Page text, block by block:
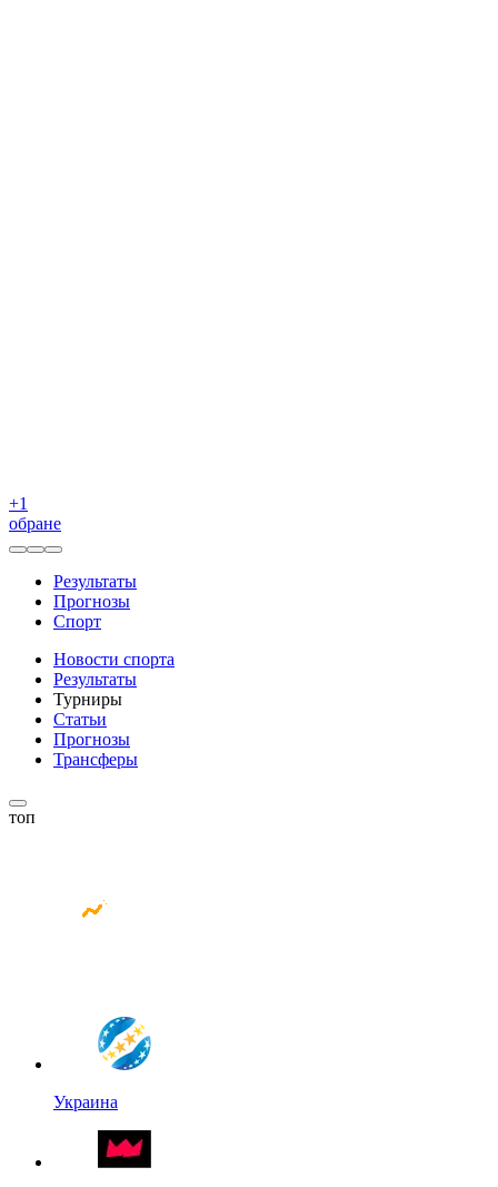
+1
обране
Результаты
Прогнозы
Спорт
Новости спорта
Результаты
Турниры
Статьи
Прогнозы
Трансферы
топ
Украина